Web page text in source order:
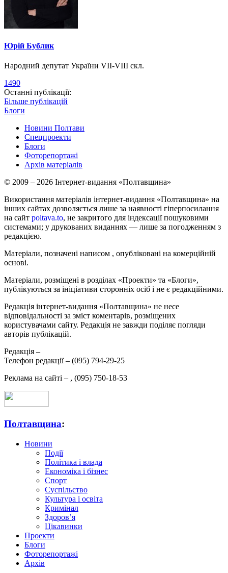
Юрій Бублик
Народний депутат України VII-VIII скл.
1490
Останні публікації:
Більше публікацій
Блоги
Новини Полтави
Спецпроекти
Блоги
Фоторепортажі
Архів матеріалів
© 2009 – 2026 Інтернет-видання «Полтавщина»
Використання матеріалів інтернет-видання «Полтавщина» на
інших сайтах дозволяється лише за наявності гіперпосилання
на сайт poltava.to, не закритого для індексації пошуковими
системами; у друкованих виданнях — лише за погодженням з
редакцією.
Матеріали, позначені написом , опубліковані на комерційній
основі.
Матеріали, розміщені в розділах «Проекти» та «Блоги»,
публікуються за ініціативи сторонніх осіб і не є редакційними.
Редакція інтернет-видання «Полтавщина» не несе
відповідальності за зміст коментарів, розміщених
користувачами сайту. Редакція не завжди поділяє погляди
авторів публікацій.
Редакція –
Телефон редакції – (095) 794-29-25
Реклама на сайті – , (095) 750-18-53
Полтавщина:
Новини
Події
Політика і влада
Економіка і бізнес
Спорт
Суспільство
Культура і освіта
Кримінал
Здоров’я
Цікавинки
Проекти
Блоги
Фоторепортажі
Архів